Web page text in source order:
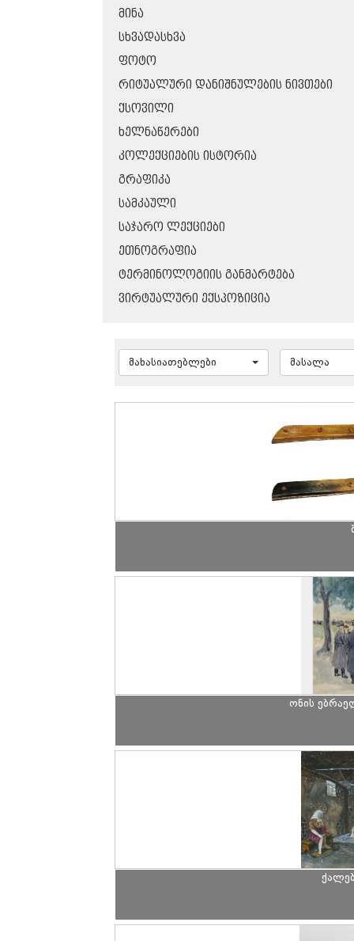
ᲛᲘᲜᲐ
ᲡᲮᲕᲐᲓᲐᲡᲮᲕᲐ
ᲤᲝᲢᲝ
ᲠᲘᲢᲣᲐᲚᲣᲠᲘ ᲓᲐᲜᲘᲨᲜᲣᲚᲔᲑᲘᲡ ᲜᲘᲕᲗᲔᲑᲘ
ᲥᲡᲝᲕᲘᲚᲘ
ᲮᲔᲚᲜᲐᲬᲔᲠᲔᲑᲘ
ᲙᲝᲚᲔᲥᲪᲘᲔᲑᲘᲡ ᲘᲡᲢᲝᲠᲘᲐ
ᲒᲠᲐᲤᲘᲙᲐ
ᲡᲐᲛᲙᲐᲣᲚᲘ
ᲡᲐᲯᲐᲠᲝ ᲚᲔᲥᲪᲘᲔᲑᲘ
ᲔᲗᲜᲝᲒᲠᲐᲤᲘᲐ
ᲢᲔᲠᲛᲘᲜᲝᲚᲝᲒᲘᲘᲡ ᲒᲐᲜᲛᲐᲠᲢᲔᲑᲐ
ᲕᲘᲠᲢᲣᲐᲚᲣᲠᲘ ᲔᲥᲡᲞᲝᲖᲘᲪᲘᲐ
მახასიათებლები მასალა
ონის